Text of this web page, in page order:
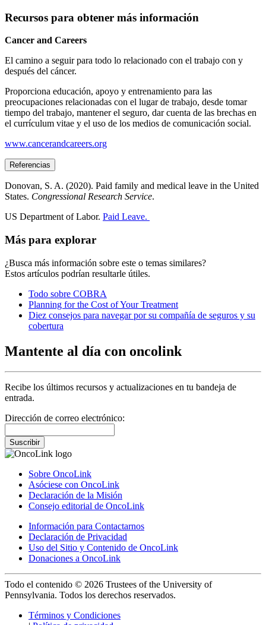
Recursos para obtener más información
Cancer and Careers
El camino a seguir para todo lo relacionado con el trabajo con y
después del cáncer.
Proporciona educación, apoyo y entrenamiento para las
preocupaciones relacionadas con el lugar de trabajo, desde tomar
tiempo del trabajo, mantener el seguro, dar cuenta de las brechas en
el currículum vitae y el uso de los medios de comunicación social.
www.cancerandcareers.org
Referencias
Donovan, S. A. (2020). Paid family and medical leave in the United
States. Congressional Research Service.
US Department of Labor. Paid Leave.
Más para explorar
¿Busca más información sobre este o temas similares?
Estos artículos podrían resultarle útiles.
Todo sobre COBRA
Planning for the Cost of Your Treatment
Diez consejos para navegar por su compañía de seguros y su
cobertura
Mantente al día con oncolink
Recibe los últimos recursos y actualizaciones en tu bandeja de
entrada.
Dirección de correo electrónico:
Suscribir
Sobre OncoLink
Asóciese con OncoLink
Declaración de la Misión
Consejo editorial de OncoLink
Información para Contactarnos
Declaración de Privacidad
Uso del Sitio y Contenido de OncoLink
Donaciones a OncoLink
Todo el contenido © 2026 Trustees of the University of
Pennsylvania. Todos los derechos reservados.
Términos y Condiciones